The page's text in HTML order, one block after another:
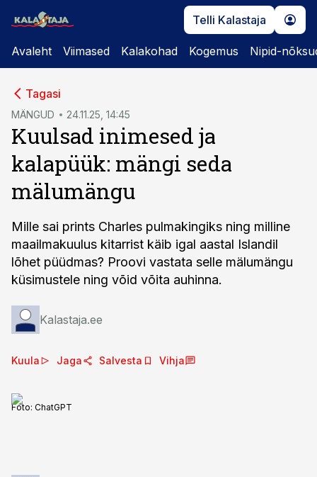
Telli Kalastaja
Avaleht Viimased Kalakohad Kogemus Nipid-
Tagasi
MÄNGUD 24.11.25, 14:45
Kuulsad inimesed ja
kalapüük: mängi seda
mälumängu
Mille sai prints Charles pulmakingiks ning milline
maailmakuulus kitarrist käib igal aastal Islandil
lõhet püüdmas? Proovi vastata selle mälumängu
küsimustele ning võid võita auhinna.
Kalastaja.ee
Kuula Jaga Salvesta Vihja
Foto: ChatGPT